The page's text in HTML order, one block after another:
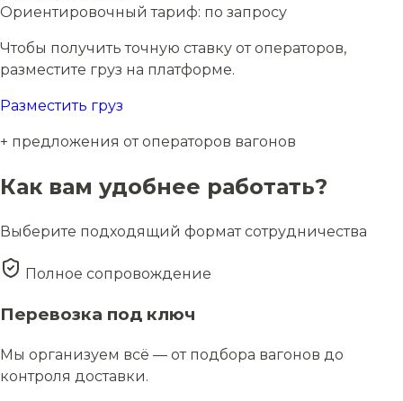
Ориентировочный тариф: по запросу
Чтобы получить точную ставку от операторов,
разместите груз на платформе.
Разместить груз
+ предложения от операторов вагонов
Как вам удобнее работать?
Выберите подходящий формат сотрудничества
Полное сопровождение
Перевозка под ключ
Мы организуем всё — от подбора вагонов до
контроля доставки.